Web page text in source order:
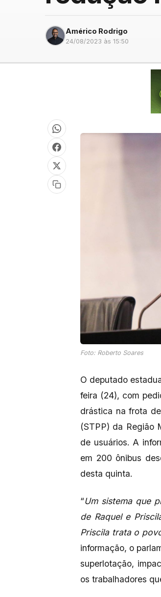
Américo Rodrigo
24/08/2023 às 15:50
Foto: Roberto Soares
O deputado
feira (24), com
drástica na frota
(STPP) da Região
de usuários. A
em 200 ônibus
desta quinta.
“Um sistema que
de Raquel e
Priscila trata o
informação, o
superlotação,
os trabalhadores